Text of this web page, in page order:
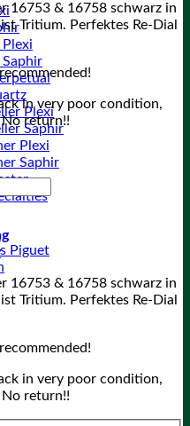
Plexi
Saphir
Plexi
Saphir
Plexi
Saphir
Piguet
16753 & 16758 schwarz in
Tritium. Perfektes Re-Dial
in very poor condition,
return!!
16753 & 16758 schwarz in
Tritium. Perfektes Re-Dial
in very poor condition,
return!!